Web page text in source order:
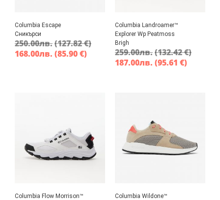
Columbia Escape
Сникърси
250.00лв.(127.82 €)
168.00лв. (85.90 €)
Columbia Landroamer™
Explorer Wp Peatmoss
Brigh
259.00лв.(132.42 €)
187.00лв. (95.61 €)
Columbia Flow Morrison™
Columbia Wildone™